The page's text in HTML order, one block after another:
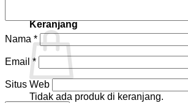
Keranjang
Tidak ada produk di keranjang.
Nama *
Email *
Situs Web